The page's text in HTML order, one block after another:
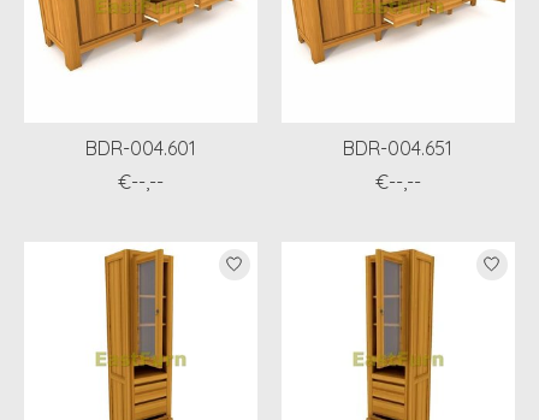
BDR-004.601
€--,--
BDR-004.651
€--,--